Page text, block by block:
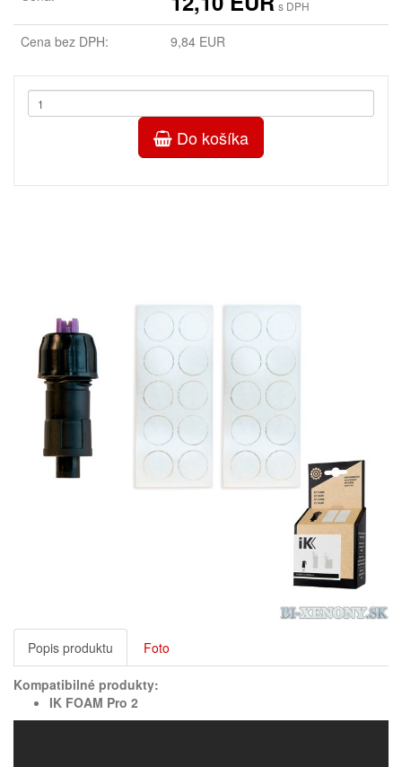
s DPH
Cena bez DPH: 9,84 EUR
Do košíka
Popis produktu Foto
Kompatibilné produkty:
IK FOAM Pro 2